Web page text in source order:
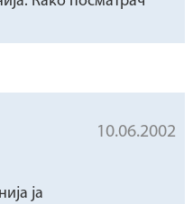
10.06.2002
ја